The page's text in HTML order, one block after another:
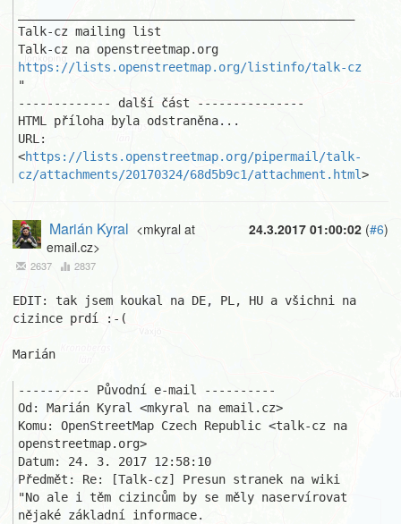
Talk-cz mailing list
https://lists.openstreetmap.org/listinfo/talk-cz
"
------------- další část ---------------
HTML příloha byla odstraněna...
URL:
<https://lists.openstreetmap.org/pipermail/talk-
cz/attachments/20170324/68d5b9c1/attachment.html>
24.3.2017 01:00:02 (#6)
Marián Kyral <mkyral at
email.cz>
2637 2837
EDIT: tak jsem koukal na DE, PL, HU a všichni na
cizince prdí :-(
Marián
---------- Původní e-mail ----------
Od: Marián Kyral <mkyral na email.cz>
Komu: OpenStreetMap Czech Republic <talk-cz na
openstreetmap.org>
Datum: 24. 3. 2017 12:58:10
Předmět: Re: [Talk-cz] Presun stranek na wiki
"No ale i těm cizincům by se měly naservírovat
nějaké základní informace.